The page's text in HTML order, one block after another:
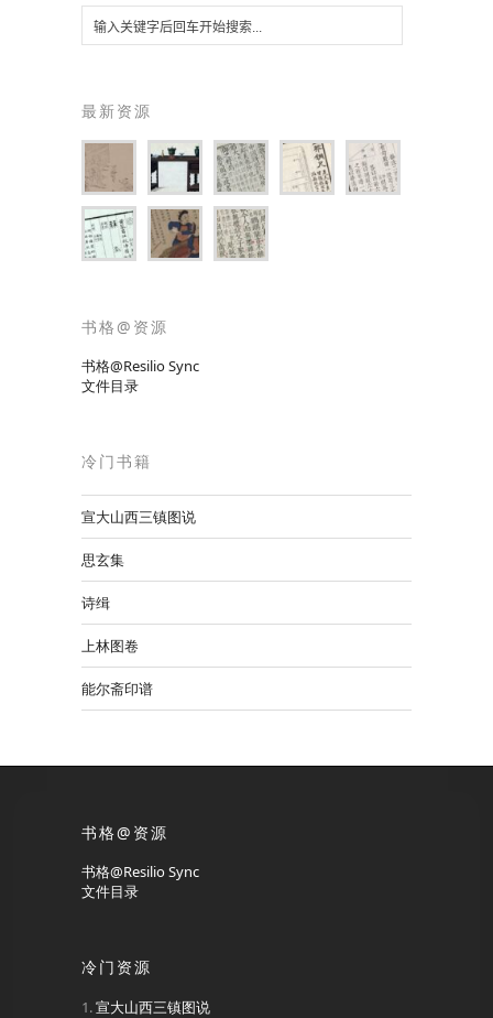
最新资源
书格@资源
书格@Resilio Sync
文件目录
冷门书籍
宣大山西三镇图说
思玄集
诗缉
上林图卷
能尔斋印谱
书格@资源
书格@Resilio Sync
文件目录
冷门资源
宣大山西三镇图说